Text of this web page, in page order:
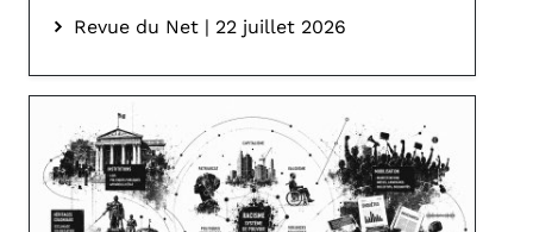
Revue du Net | 22 juillet 2026